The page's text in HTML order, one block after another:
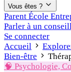
Vous êtes ?
Parent École
Parler à un
Se connecter
Accueil
Bien-être
🧠 Psychologie,